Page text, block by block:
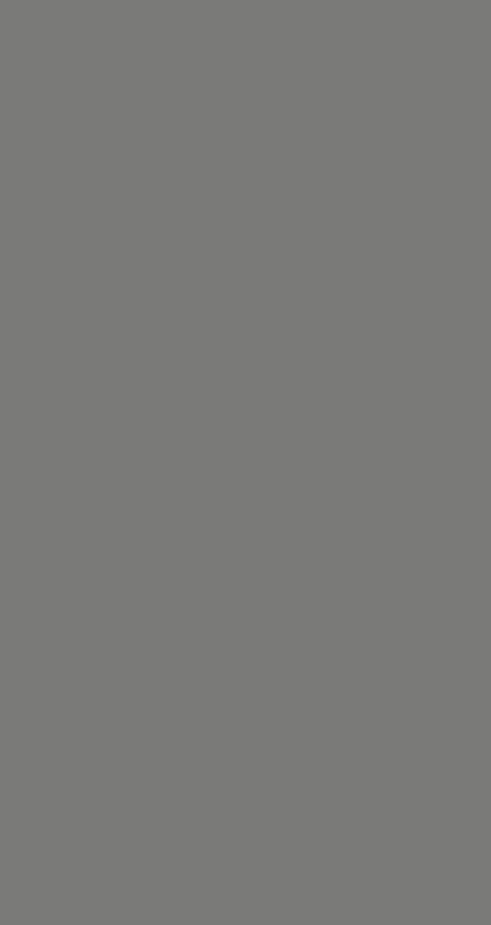
za
telefonom
sami.